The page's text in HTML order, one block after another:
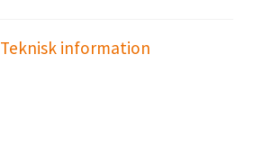
Teknisk information